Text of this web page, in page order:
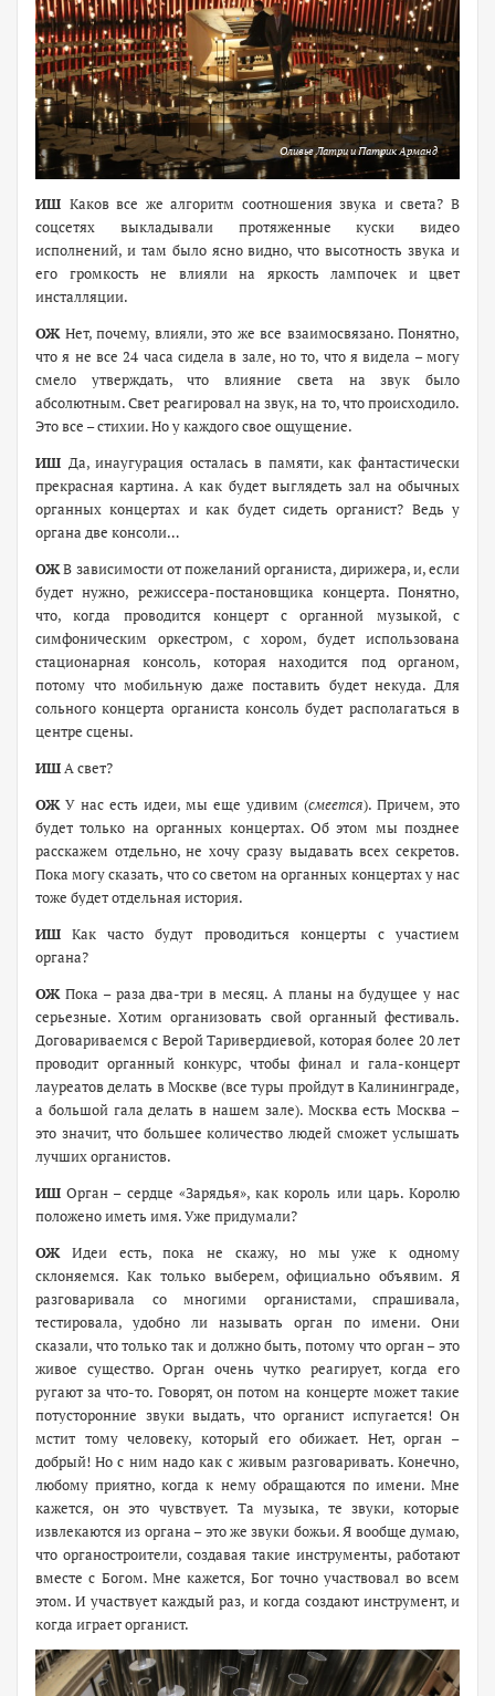
Оливье Латри и Патрик Арманд
ИШ Каков все же алгоритм соотношения звука и света? В
соцсетях выкладывали протяженные куски видео
исполнений, и там было ясно видно, что высотность звука и
его громкость не влияли на яркость лампочек и цвет
инсталляции.
ОЖНет, почему, влияли, это же все взаимосвязано. Понятно,
что я не все 24 часа сидела в зале, но то, что я видела – могу
смело утверждать, что влияние света на звук было
абсолютным. Свет реагировал на звук, на то, что происходило.
Это все – стихии. Но у каждого свое ощущение.
ИШ Да, инаугурация осталась в памяти, как фантастически
прекрасная картина. А как будет выглядеть зал на обычных
органных концертах и как будет сидеть органист? Ведь у
органа две консоли…
ОЖВ зависимости от пожеланий органиста, дирижера, и, если
будет нужно, режиссера-постановщика концерта. Понятно,
что, когда проводится концерт с органной музыкой, с
симфоническим оркестром, с хором, будет использована
стационарная консоль, которая находится под органом,
потому что мобильную даже поставить будет некуда. Для
сольного концерта органиста консоль будет располагаться в
центре сцены.
ИША свет?
ОЖУ нас есть идеи, мы еще удивим (смеется). Причем, это
будет только на органных концертах. Об этом мы позднее
расскажем отдельно, не хочу сразу выдавать всех секретов.
Пока могу сказать, что со светом на органных концертах у нас
тоже будет отдельная история.
ИШ Как часто будут проводиться концерты с участием
органа?
ОЖПока – раза два-три в месяц. А планы на будущее у нас
серьезные. Хотим организовать свой органный фестиваль.
Договариваемся с Верой Таривердиевой, которая более 20 лет
проводит органный конкурс, чтобы финал и гала-концерт
лауреатов делать в Москве (все туры пройдут в Калининграде,
а большой гала делать в нашем зале). Москва есть Москва –
это значит, что большее количество людей сможет услышать
лучших органистов.
ИШ Орган – сердце «Зарядья», как король или царь. Королю
положено иметь имя. Уже придумали?
ОЖИдеи есть, пока не скажу, но мы уже к одному
склоняемся. Как только выберем, официально объявим. Я
разговаривала со многими органистами, спрашивала,
тестировала, удобно ли называть орган по имени. Они
сказали, что только так и должно быть, потому что орган – это
живое существо. Орган очень чутко реагирует, когда его
ругают за что-то. Говорят, он потом на концерте может такие
потусторонние звуки выдать, что органист испугается! Он
мстит тому человеку, который его обижает. Нет, орган –
добрый! Но с ним надо как с живым разговаривать. Конечно,
любому приятно, когда к нему обращаются по имени. Мне
кажется, он это чувствует. Та музыка, те звуки, которые
извлекаются из органа – это же звуки божьи. Я вообще думаю,
что органостроители, создавая такие инструменты, работают
вместе с Богом. Мне кажется, Бог точно участвовал во всем
этом. И участвует каждый раз, и когда создают инструмент, и
когда играет органист.